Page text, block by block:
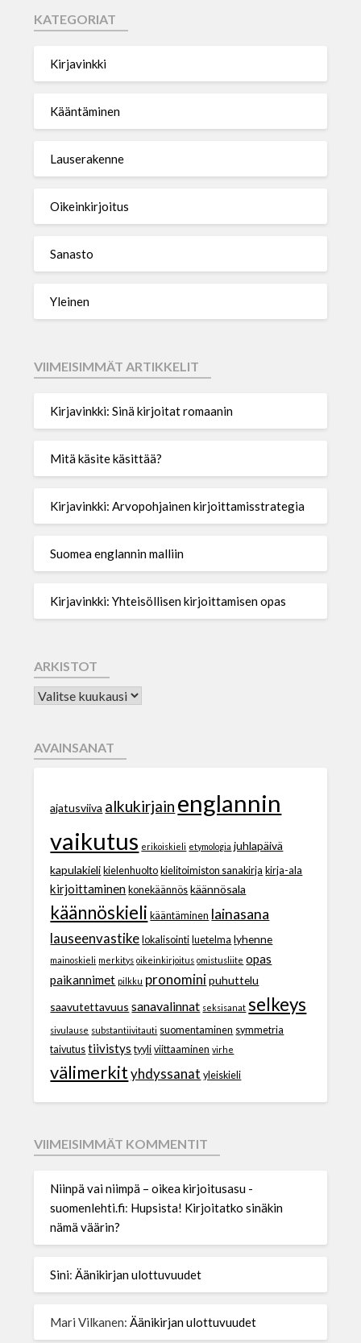
KATEGORIAT
Kirjavinkki
Kääntäminen
Lauserakenne
Oikeinkirjoitus
Sanasto
Yleinen
VIIMEISIMMÄT ARTIKKELIT
Kirjavinkki: Sinä kirjoitat romaanin
Mitä käsite käsittää?
Kirjavinkki: Arvopohjainen kirjoittamisstrategia
Suomea englannin malliin
Kirjavinkki: Yhteisöllisen kirjoittamisen opas
ARKISTOT
AVAINSANAT
ajatusviiva alkukirjain englannin
vaikutus erikoiskieli etymologia juhlapäivä
kapulakieli kielenhuolto kielitoimiston sanakirja kirja-ala
kirjoittaminen konekäännös käännösala
käännöskieli kääntäminen lainasana
lauseenvastike lokalisointi luetelma lyhenne
mainoskieli merkitys oikeinkirjoitus omistusliite opas
paikannimet pilkku pronomini puhuttelu
saavutettavuus sanavalinnat seksisanat selkeys
sivulause substantiivitauti suomentaminen symmetria
taivutus tiivistys tyyli viittaaminen virhe
välimerkit yhdyssanat yleiskieli
VIIMEISIMMÄT KOMMENTIT
Niinpä vai niimpä – oikea kirjoitusasu -
suomenlehti.fi: Hupsista! Kirjoitatko sinäkin
nämä väärin?
Sini: Äänikirjan ulottuvuudet
Mari Vilkanen: Äänikirjan ulottuvuudet